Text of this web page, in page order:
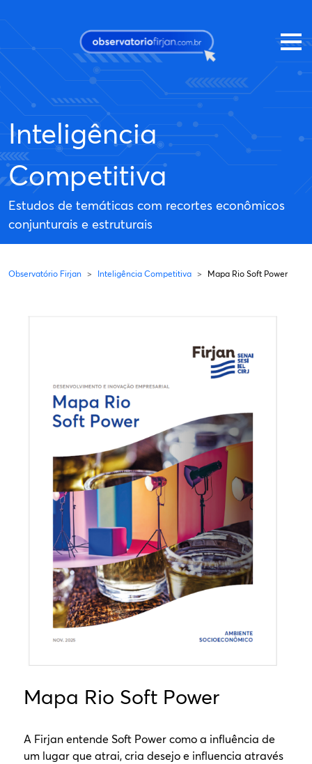
Inteligência
Competitiva
Estudos de temáticas com recortes econômicos
conjunturais e estruturais
Observatório Firjan Inteligência Competitiva Mapa Rio Soft Power
Mapa Rio Soft Power
A Firjan entende Soft Power como a influência de
um lugar que atrai, cria desejo e influencia através